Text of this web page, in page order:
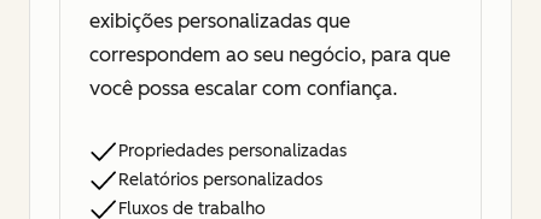
exibições personalizadas que
correspondem ao seu negócio, para que
você possa escalar com confiança.
Propriedades personalizadas
Relatórios personalizados
Fluxos de trabalho